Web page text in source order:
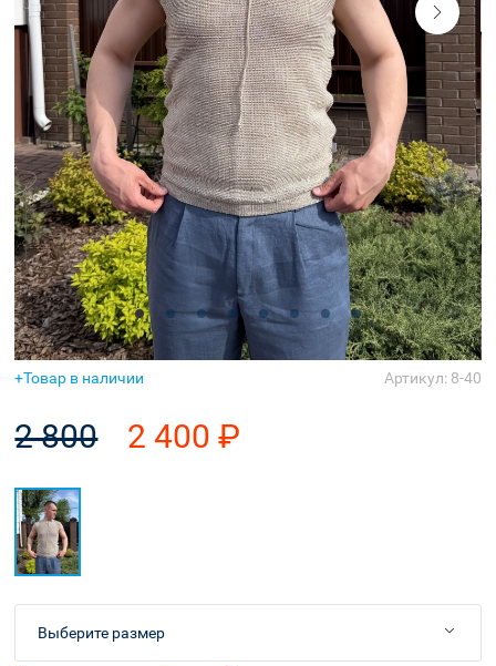
Аксессуары
Товар в наличии Артикул: 8-40
2 800 2 400 ₽